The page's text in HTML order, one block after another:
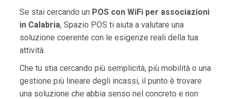
Se stai cercando un POS con WiFi per associazioni
in Calabria, Spazio POS ti aiuta a valutare una
soluzione coerente con le esigenze reali della tua
attività.
Che tu stia cercando più semplicità, più mobilità o una
gestione più lineare degli incassi, il punto è trovare
una soluzione che abbia senso nel concreto e non